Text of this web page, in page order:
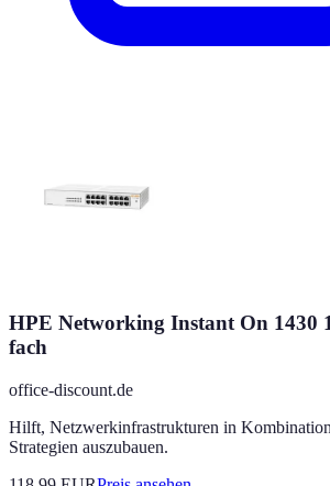
HPE Networking Instant On 1430
fach
office-discount.de
Hilft, Netzwerkinfrastrukturen in
Strategien auszubauen.